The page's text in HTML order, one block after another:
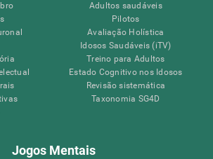
Adultos saudáveis
Pilotos
Avaliação Holística
Idosos Saudáveis (iTV)
Treino para Adultos
Estado Cognitivo nos Idosos
Revisão sistemática
Taxonomia SG4D
Jogos Mentais